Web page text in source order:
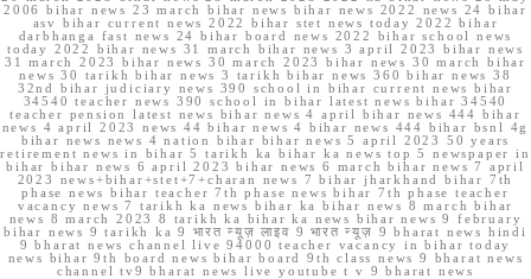
2006 bihar news 23 march bihar news bihar news 2022 news 24 bihar
asv bihar current news 2022 bihar stet news today 2022 bihar
darbhanga fast news 24 bihar board news 2022 bihar school news
today 2022 bihar news 31 march bihar news 3 april 2023 bihar news
31 march 2023 bihar news 30 march 2023 bihar news 30 march bihar
news 30 tarikh bihar news 3 tarikh bihar news 360 bihar news 38
32nd bihar judiciary news 390 school in bihar current news bihar
34540 teacher news 390 school in bihar latest news bihar 34540
teacher pension latest news bihar news 4 april bihar news 444 bihar
news 4 april 2023 news 44 bihar news 4 bihar news 444 bihar bsnl 4g
bihar news news 4 nation bihar bihar news 5 april 2023 50 years
retirement news in bihar 5 tarikh ka bihar ka news top 5 newspaper in
bihar bihar news 6 april 2023 bihar news 6 march bihar news 7 april
2023 news+bihar+stet+7+charan news 7 bihar jharkhand bihar 7th
phase news bihar teacher 7th phase news bihar 7th phase teacher
vacancy news 7 tarikh ka news bihar ka bihar news 8 march bihar
news 8 march 2023 8 tarikh ka bihar ka news bihar news 9 february
bihar news 9 tarikh ka 9 भारत न्यूज़ लाइव 9 भारत न्यूज़ 9 bharat news hindi
9 bharat news channel live 94000 teacher vacancy in bihar today
news bihar 9th board news bihar board 9th class news 9 bharat news
channel tv9 bharat news live youtube t v 9 bharat news